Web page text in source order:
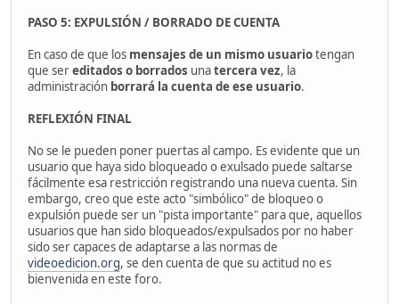
PASO 5: EXPULSIÓN / BORRADO DE CUENTA
En caso de que los mensajes de un mismo usuariotengan
que sereditados o borrados unatercera vez, la
administración borrará la cuenta de ese usuario.
REFLEXIÓN FINAL
No se le pueden poner puertas al campo. Es evidente que un
usuario que haya sido bloqueado o exulsado puede saltarse
fácilmente esa restricción registrando una nueva cuenta. Sin
embargo, creo que este acto "simbólico" de bloqueo o
expulsión puede ser un "pista importante" para que, aquellos
usuarios que han sido bloqueados/expulsados por no haber
sido ser capaces de adaptarse a las normas de
videoedicion.org, se den cuenta de que su actitud no es
bienvenida en este foro.